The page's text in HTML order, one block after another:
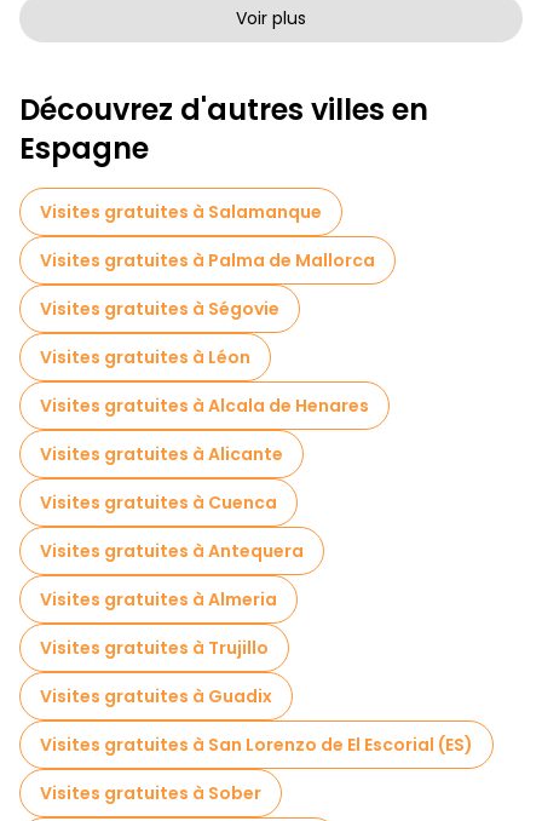
Visites à pied sans art à Barcelone
Tournée des pubs à Barcelone
Activités sportives à Barcelone
Visites autoguidées en Barcelone
Jeux d'évasion en Barcelone
Visites photographiques en Barcelone
Croisières en Barcelone
Musées en Barcelone
Visites guidées gratuites des graffitis à Barcelone
Visite gratuite de la vieille ville à Barcelone
Visites de marchés en Barcelone
Visites de dégustation locales à Barcelone
Excursions d'une journée gratuites à Barcelone
Visites nocturnes gratuites à Barcelone
Voir plus
Découvrez d'autres villes en
Espagne
Visites gratuites à Salamanque
Visites gratuites à Palma de Mallorca
Visites gratuites à Ségovie
Visites gratuites à Léon
Visites gratuites à Alcala de Henares
Visites gratuites à Alicante
Visites gratuites à Cuenca
Visites gratuites à Antequera
Visites gratuites à Almeria
Visites gratuites à Trujillo
Visites gratuites à Guadix
Visites gratuites à San Lorenzo de El Escorial (ES)
Visites gratuites à Sober